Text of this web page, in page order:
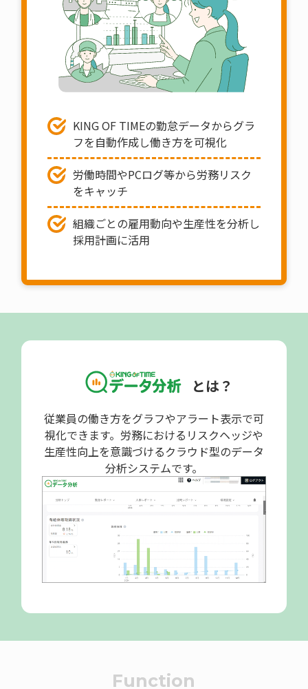
KING OF TIMEの勤怠データからグラ
フを自動作成し働き方を可視化
労働時間やPCログ等から労務リスク
をキャッチ
組織ごとの雇用動向や生産性を分析し
採用計画に活用
とは？
従業員の働き方をグラフやアラート表示で可
視化できます。 労務におけるリスクヘッジや
生産性向上を意識づけるクラウド型のデータ
分析システムです。
Function